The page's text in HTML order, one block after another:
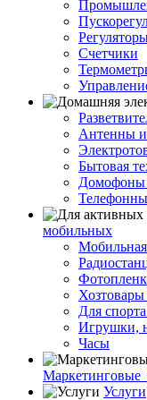
Счетчики
Антенны
Бытовая
Домофоны
мобильных
Для
Игрушки,
Часы
Услуги